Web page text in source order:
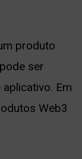
produto
ser
Em
Web3